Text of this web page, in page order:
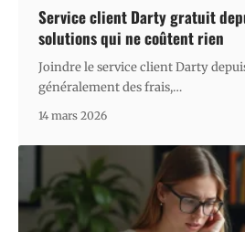
Service client Darty gratuit
solutions qui ne coûtent rien
Joindre le service client Darty
généralement des frais,…
14 mars 2026